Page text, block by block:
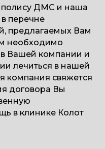
полису ДМС и наша
перечне
предлагаемых Вам
необходимо
Вашей компании и
лечиться в нашей
компания свяжется
договора Вы
в клинике Колот